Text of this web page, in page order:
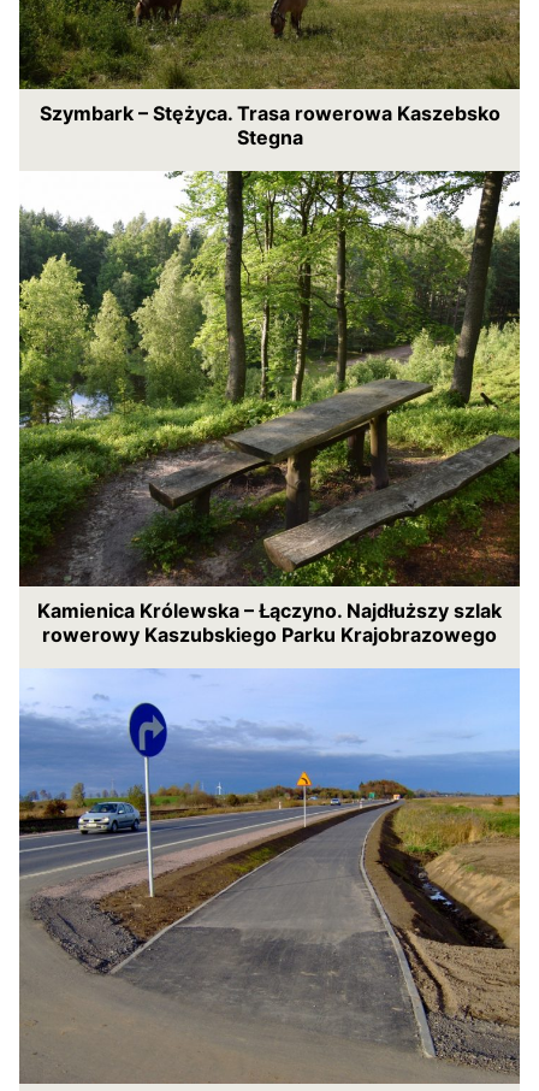
Szymbark – Stężyca. Trasa rowerowa Kaszebsko
Stegna
Kamienica Królewska – Łączyno. Najdłuższy szlak
rowerowy Kaszubskiego Parku Krajobrazowego